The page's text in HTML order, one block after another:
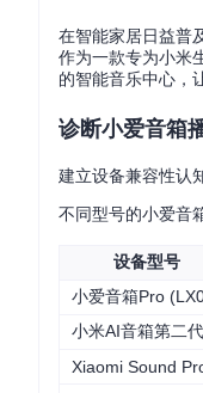
在智能家居日益普
作为一款专为小米
的智能音乐中心，
诊断小爱音箱
建立设备兼容性认
不同型号的小爱音
设备型号
小爱音箱Pro
小米AI音箱第二代
Xiaomi Sound